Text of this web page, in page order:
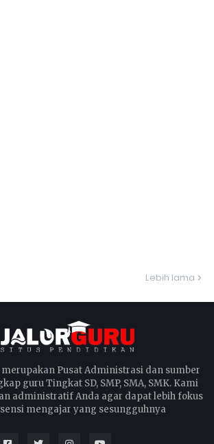
Lebih lama
merupakan Pusat Administrasi dan sumber
guru Tingkat SD, SMP, SMA, SMK. Kami
administratif Anda agar dapat lebih fokus
mengajar yang sesungguhnya